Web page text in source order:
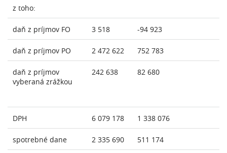
z toho:
daň z príjmov FO 3 518 -94 923
daň z príjmov PO 2 472 622 752 783
daň z príjmov
vyberaná zrážkou
242 638 82 680
DPH 6 079 178 1 338 076
spotrebné dane 2 335 690 511 174